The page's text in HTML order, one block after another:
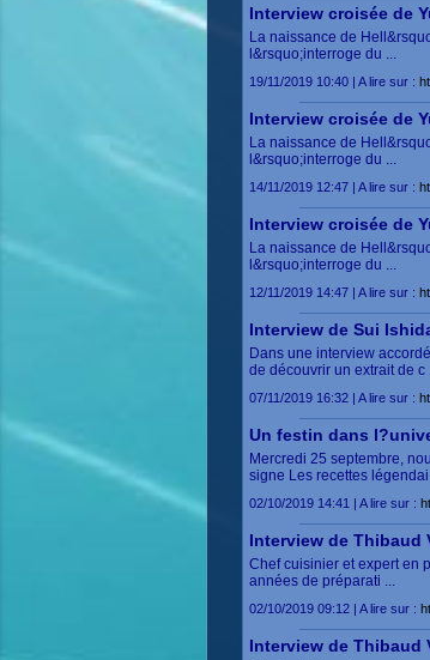
Interview croisée de
La naissance de
l&rsquo;interroge du ...
19/11/2019 10:40 | A lire sur :
Interview croisée de
La naissance de
l&rsquo;interroge du ...
14/11/2019 12:47 | A lire sur :
Interview croisée de
La naissance de
l&rsquo;interroge du ...
12/11/2019 14:47 | A lire sur :
Interview de Sui
Dans une interview
de découvrir un extrait de c
07/11/2019 16:32 | A lire sur :
Un festin dans
Mercredi 25 septembre,
signe Les recettes légendai
02/10/2019 14:41 | A lire sur :
Interview de Thibaud
Chef cuisinier et expert en
années de préparati ...
02/10/2019 09:12 | A lire sur :
Interview de Thibaud